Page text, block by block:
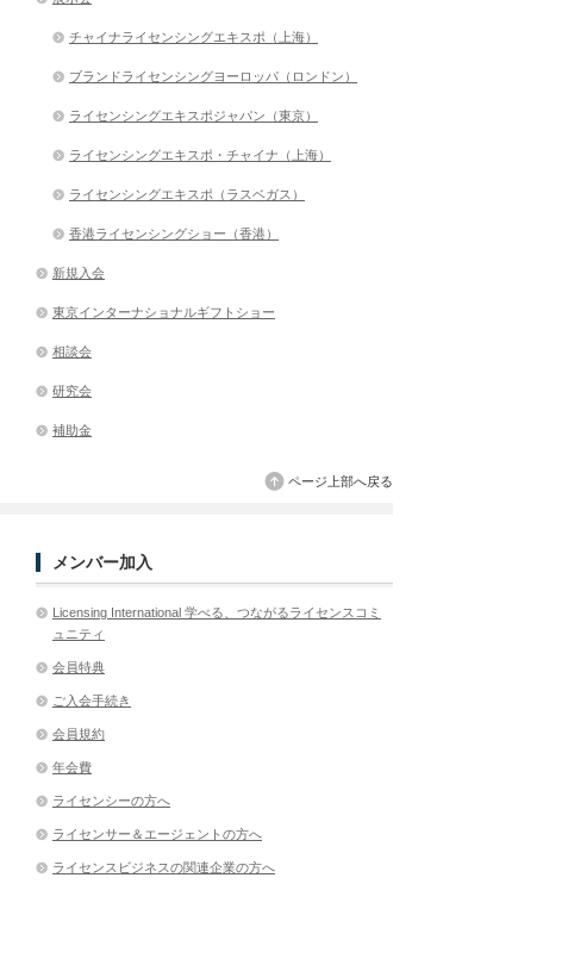
チャイナライセンシングエキスポ（上海）
ブランドライセンシングヨーロッパ（ロンドン）
ライセンシングエキスポジャパン（東京）
ライセンシングエキスポ・チャイナ（上海）
ライセンシングエキスポ（ラスベガス）
香港ライセンシングショー（香港）
新規入会
東京インターナショナルギフトショー
相談会
研究会
補助金
ページ上部へ戻る
メンバー加入
Licensing International 学べる、つながるライセンスコミ
ュニティ
会員特典
ご入会手続き
会員規約
年会費
ライセンシーの方へ
ライセンサー＆エージェントの方へ
ライセンスビジネスの関連企業の方へ